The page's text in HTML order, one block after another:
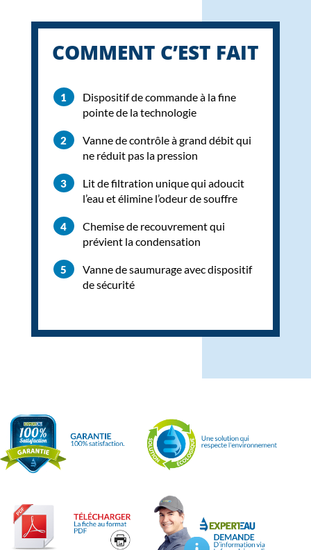
COMMENT C’EST FAIT
Dispositif de commande à la fine
pointe de la technologie
Vanne de contrôle à grand débit qui
ne réduit pas la pression
Lit de filtration unique qui adoucit
l’eau et élimine l’odeur de souffre
Chemise de recouvrement qui
prévient la condensation
Vanne de saumurage avec dispositif
de sécurité